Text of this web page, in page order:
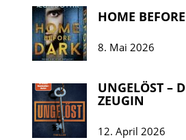
HOME
8. Mai 2026
UNGELÖST –
ZEUGIN
12. April 2026